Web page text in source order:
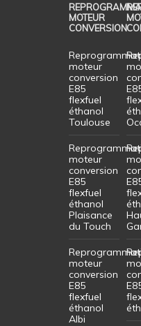
MOTEUR
CONVERSION
moteur
conversion
E85
flexfuel
éthanol
Toulouse
moteur
conversion
E85
flexfuel
éthanol
Plaisance
du Touch
moteur
conversion
E85
flexfuel
éthanol
Albi